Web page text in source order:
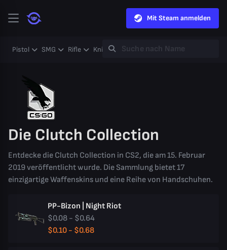
Mit Steam anmelden
Pistol SMG Rifle Knife Gloves Heavy
Die Clutch Collection
Entdecke die Clutch Collection in CS2, die am 15. Februar
2019 veröffentlicht wurde. Die Sammlung bietet 17
einzigartige Waffenskins und eine Reihe von Handschuhen.
PP-Bizon | Night Riot
$0.08 - $0.64
$0.10 - $0.68